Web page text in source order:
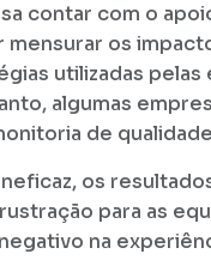
contar com o
mensurar os
utilizadas
algumas
de
os
para as
na